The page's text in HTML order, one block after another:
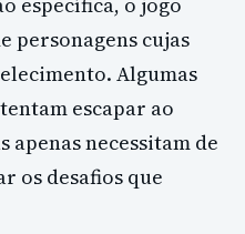
personagens cujas
Algumas
escapar ao
apenas necessitam de
os desafios que